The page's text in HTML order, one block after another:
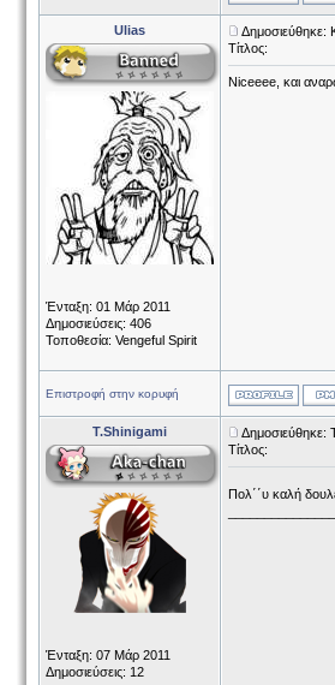
Ulias
Ένταξη: 01 Μάρ 2011
Δημοσιεύσεις: 406
Τοποθεσία: Vengeful Spirit
Δημοσιεύθηκε:
Τίτλος:
Niceeee, και
Επιστροφή στην κορυφή
T.Shinigami
Ένταξη: 07 Μάρ 2011
Δημοσιεύσεις: 12
Δημοσιεύθηκε:
Τίτλος:
Πολ΄΄υ καλή